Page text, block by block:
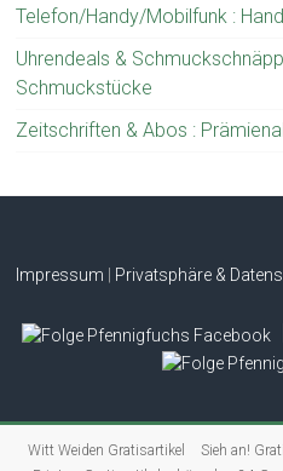
Telefon/Handy/Mobilfunk :
Uhrendeals &
Schmuckstücke
Zeitschriften & Abos :
Impressum Privatsphäre &
Witt Weiden Gratisartikel Sieh an!